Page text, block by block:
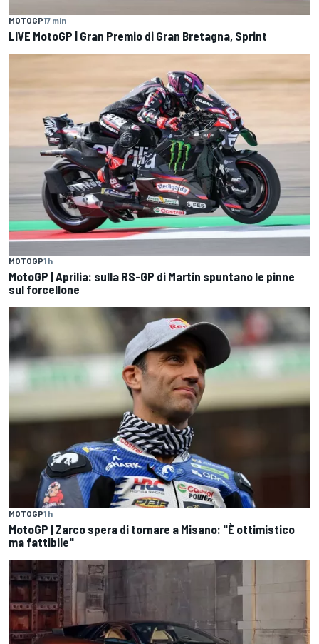
MOTOGP17 min
LIVE MotoGP | Gran Premio di Gran Bretagna, Sprint
MOTOGP1 h
MotoGP | Aprilia: sulla RS-GP di Martin spuntano le pinne
sul forcellone
MOTOGP1 h
MotoGP | Zarco spera di tornare a Misano: "È ottimistico
ma fattibile"